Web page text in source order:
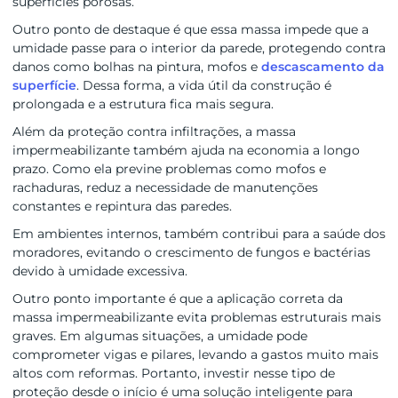
Outro ponto de destaque é que essa massa impede que a
umidade passe para o interior da parede, protegendo contra
danos como bolhas na pintura, mofos e descascamento da
superfície. Dessa forma, a vida útil da construção é
prolongada e a estrutura fica mais segura.
Além da proteção contra infiltrações, a massa
impermeabilizante também ajuda na economia a longo
prazo. Como ela previne problemas como mofos e
rachaduras, reduz a necessidade de manutenções
constantes e repintura das paredes.
Em ambientes internos, também contribui para a saúde dos
moradores, evitando o crescimento de fungos e bactérias
devido à umidade excessiva.
Outro ponto importante é que a aplicação correta da
massa impermeabilizante evita problemas estruturais mais
graves. Em algumas situações, a umidade pode
comprometer vigas e pilares, levando a gastos muito mais
altos com reformas. Portanto, investir nesse tipo de
proteção desde o início é uma solução inteligente para